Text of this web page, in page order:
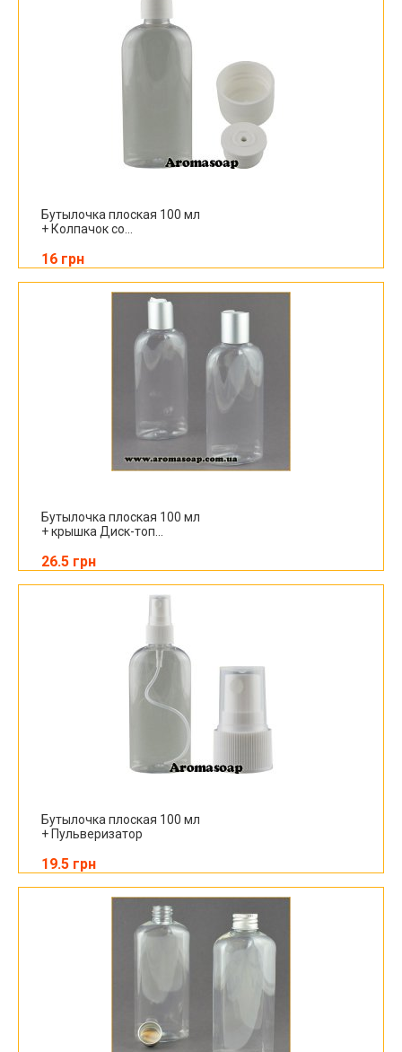
Бутылочка плоская 100 мл
+ Колпачок со...
16 грн
Бутылочка плоская 100 мл
+ крышка Диск-топ...
26.5 грн
Бутылочка плоская 100 мл
+ Пульверизатор
19.5 грн